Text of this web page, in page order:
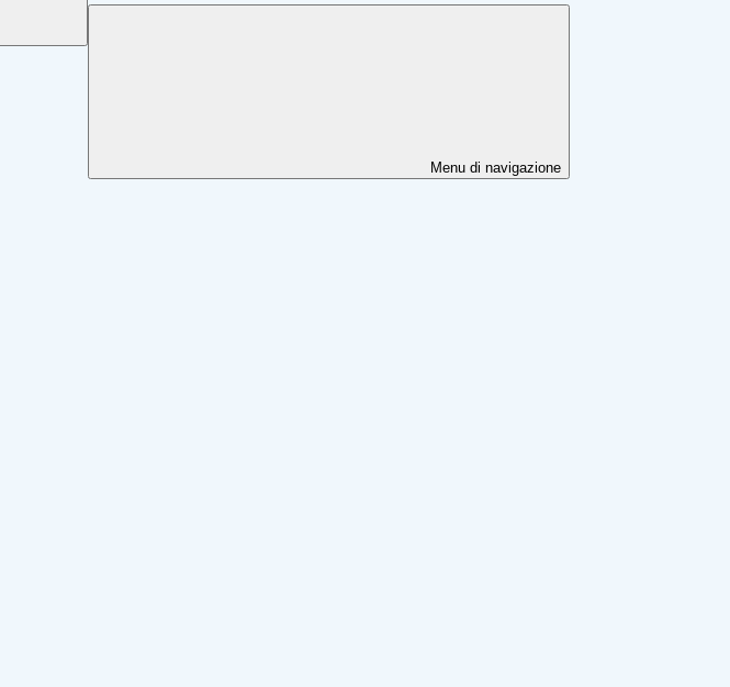
Menu di navigazione